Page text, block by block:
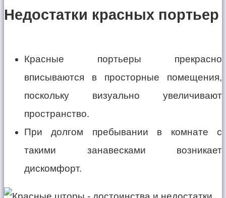
Недостатки красных портьер
Красные портьеры прекрасно
вписываются в просторные помещения,
поскольку визуально увеличивают
пространство.
При долгом пребывании в комнате с
такими занавесками возникает
дискомфорт.